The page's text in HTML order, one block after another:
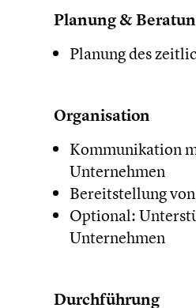
Planung &
Planung des
Organisation
Kommunikation
Unternehmen
Bereitstellung
Optional:
Unternehmen
Durchführung